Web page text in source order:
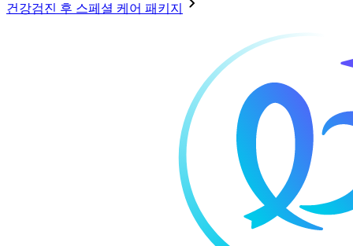
건강검진 후 스페셜 케어 패키지